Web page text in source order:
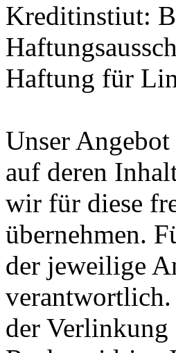
Kreditinstiut:
Haftung für
Unser
auf deren
wir für diese
übernehmen.
der jeweilige
der Verlinkung